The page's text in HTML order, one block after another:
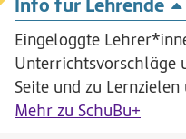
Info für Lehrende
Eingeloggte
Unterrichtsvorschläge
Seite und zu
Mehr zu SchuBu+